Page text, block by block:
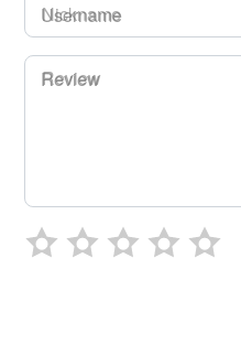
Username
Review